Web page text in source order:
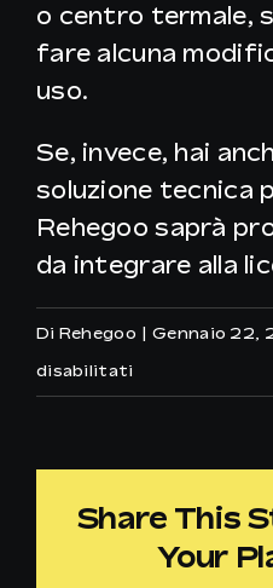
o centro termale,
fare alcuna
uso.
Se, invece, hai
soluzione tecnica
Rehegoo saprà
da integrare alla
Di Rehegoo | Gennaio 22,
disabilitati
la
musica
Share This
Your